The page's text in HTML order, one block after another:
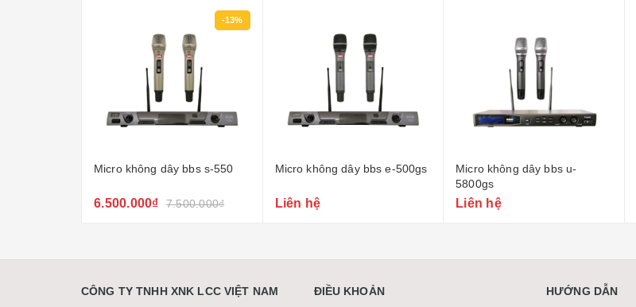
Micro không dây bbs e-500gs
Liên hệ
Micro không dây bbs u-
Liên hệ
Micro không dây pdcj p89
5.500.000₫
CÔNG TY TNHH XNK LCC VIỆT NAM ĐIỀU KHOẢN HƯỚNG DẪN